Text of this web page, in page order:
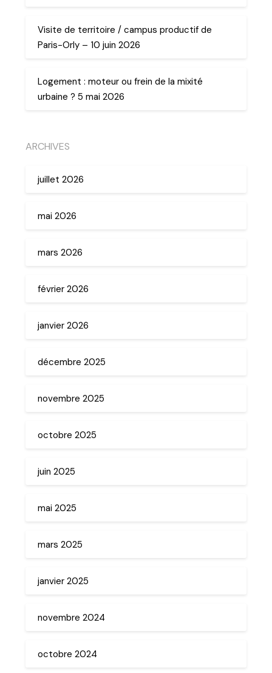
Visite de territoire / campus productif de
Paris-Orly – 10 juin 2026
Logement : moteur ou frein de la mixité
urbaine ? 5 mai 2026
ARCHIVES
juillet 2026
mai 2026
mars 2026
février 2026
janvier 2026
décembre 2025
novembre 2025
octobre 2025
juin 2025
mai 2025
mars 2025
janvier 2025
novembre 2024
octobre 2024